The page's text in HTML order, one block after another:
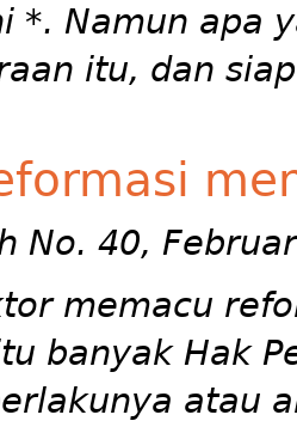
*. Namun apa
itu, dan
No. 40,
memacu
banyak Hak
atau